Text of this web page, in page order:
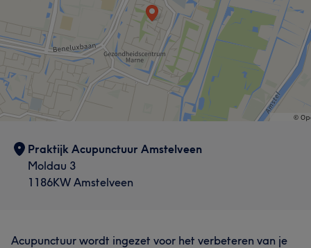
Praktijk Acupunctuur Amstelveen
Moldau 3
1186KW Amstelveen
Acupunctuur wordt ingezet voor het verbeteren van je